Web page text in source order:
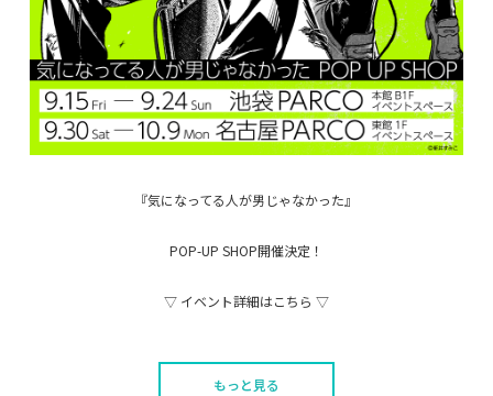
『気になってる人が男じゃなかった』
POP-UP SHOP開催決定！
▽ イベント詳細はこちら ▽
もっと見る